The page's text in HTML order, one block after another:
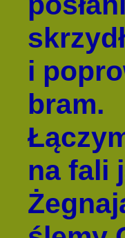
i
bram.
na fali